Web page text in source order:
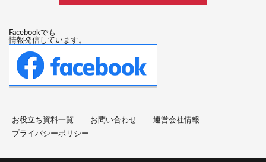
Facebookでも
情報発信しています。
お役立ち資料一覧 お問い合わせ
運営会社情報
プライバシーポリシー